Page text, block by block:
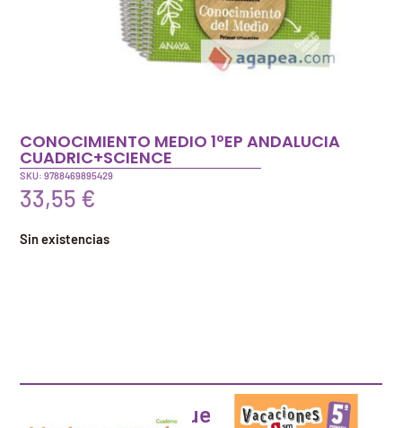
CONOCIMIENTO MEDIO 1ºEP ANDALUCIA
CUADRIC+SCIENCE
SKU: 9788469895429
33,55 €
Sin existencias
Artículos que pueden interesarte